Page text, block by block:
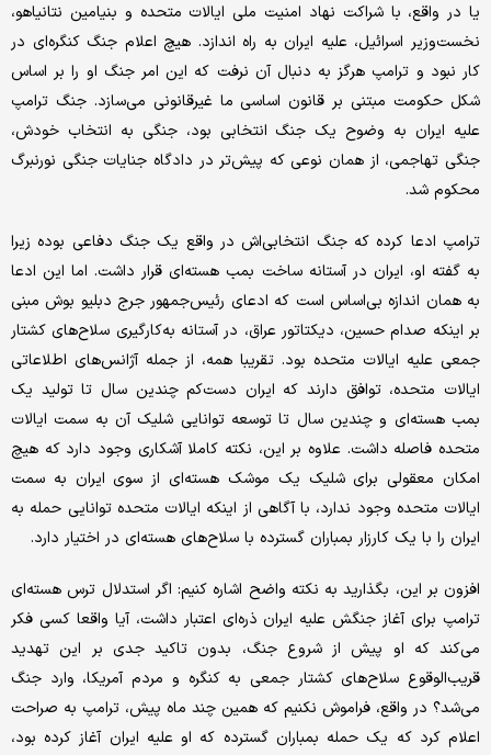
یا در واقع، با شراکت نهاد امنیت ملی ایالات متحده و بنیامین نتانیاهو،
نخست‌وزیر اسرائیل، علیه ایران به راه اندازد. هیچ اعلام جنگ کنگره‌ای در
کار نبود و ترامپ هرگز به دنبال آن نرفت که این امر جنگ او را بر اساس
شکل حکومت مبتنی بر قانون اساسی ما غیرقانونی می‌سازد. جنگ ترامپ
علیه ایران به وضوح یک جنگ انتخابی بود، جنگی به انتخاب خودش،
جنگی تهاجمی، از همان نوعی که پیش‌تر در دادگاه جنایات جنگی نورنبرگ
محکوم شد.
ترامپ ادعا کرده که جنگ انتخابی‌اش در واقع یک جنگ دفاعی بوده زیرا
به گفته او، ایران در آستانه ساخت بمب هسته‌ای قرار داشت. اما این ادعا
به همان اندازه بی‌اساس است که ادعای رئیس‌جمهور جرج دبلیو بوش مبنی
بر اینکه صدام حسین، دیکتاتور عراق، در آستانه به‌کارگیری سلاح‌های کشتار
جمعی علیه ایالات متحده بود. تقریبا همه، از جمله آژانس‌های اطلاعاتی
ایالات متحده، توافق دارند که ایران دست‌کم چندین سال تا تولید یک
بمب هسته‌ای و چندین سال تا توسعه توانایی شلیک آن به سمت ایالات
متحده فاصله داشت. علاوه بر این، نکته کاملا آشکاری وجود دارد که هیچ
امکان معقولی برای شلیک یک موشک هسته‌ای از سوی ایران به سمت
ایالات متحده وجود ندارد، با آگاهی از اینکه ایالات متحده توانایی حمله به
ایران را با یک کارزار بمباران گسترده با سلاح‌های هسته‌ای در اختیار دارد.
افزون بر این، بگذارید به نکته واضح اشاره کنیم: اگر استدلال ترس هسته‌ای
ترامپ برای آغاز جنگش علیه ایران ذره‌ای اعتبار داشت، آیا واقعا کسی فکر
می‌کند که او پیش از شروع جنگ، بدون تاکید جدی بر این تهدید
قریب‌الوقوع سلاح‌های کشتار جمعی به کنگره و مردم آمریکا، وارد جنگ
می‌شد؟ در واقع، فراموش نکنیم که همین چند ماه پیش، ترامپ به صراحت
اعلام کرد که یک حمله بمباران گسترده که او علیه ایران آغاز کرده بود،